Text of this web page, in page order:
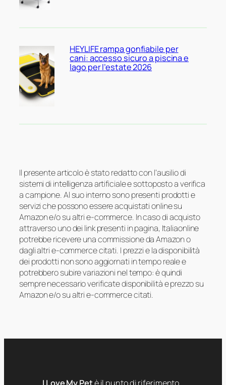
HEYLIFE rampa gonfiabile per
cani: accesso sicuro a piscina e
lago per l’estate 2026
Il presente articolo è stato redatto con l’ausilio di
sistemi di intelligenza artificiale e sottoposto a verifica
a campione. Al suo interno sono presenti prodotti e
servizi che possono essere acquistati online su
Amazon e/o su altri e-commerce. In caso di acquisto
attraverso uno dei link presenti in pagina, Italiaonline
potrebbe ricevere una commissione da Amazon o
dagli altri e-commerce citati. I prezzi e la disponibilità
dei prodotti non sono aggiornati in tempo reale e
potrebbero subire variazioni nel tempo: è quindi
sempre necessario verificate disponibilità e prezzo su
Amazon e/o su altri e-commerce citati.
I Love My Petè il punto di riferimento